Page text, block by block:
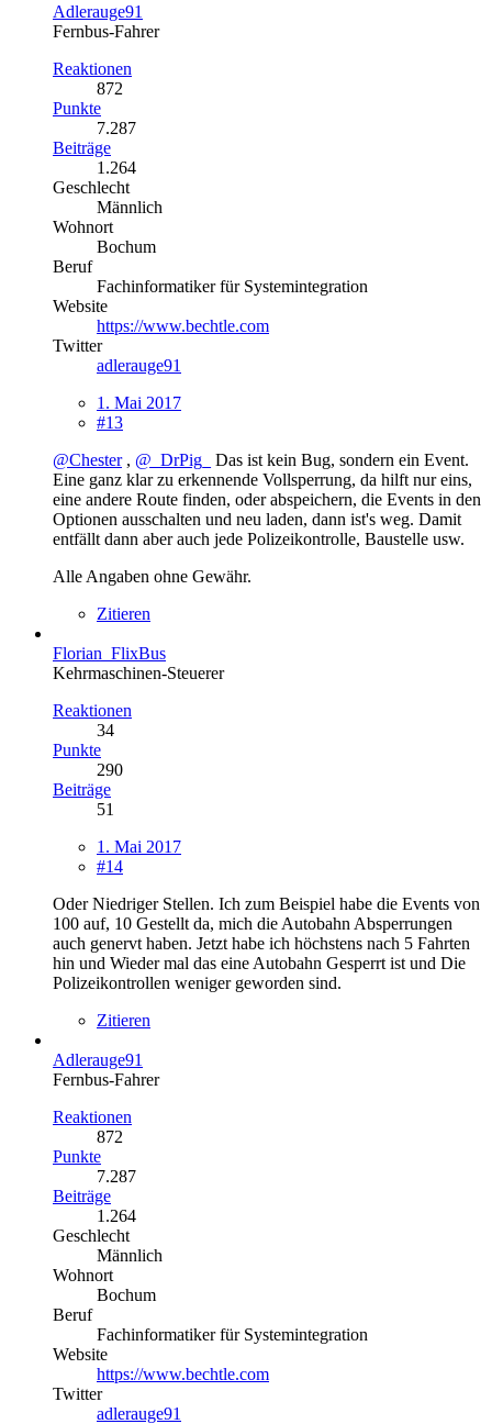
Adlerauge91
Fernbus-Fahrer
Reaktionen
872
Punkte
7.287
Beiträge
1.264
Geschlecht
Männlich
Wohnort
Bochum
Beruf
Fachinformatiker für Systemintegration
Website
https://www.bechtle.com
Twitter
adlerauge91
1. Mai 2017
#13
@Chester, @_DrPig_
Das ist kein Bug, sondern ein Event.
Eine ganz klar zu erkennende Vollsperrung, da hilft nur eins,
eine andere Route finden, oder abspeichern, die Events in den
Optionen ausschalten und neu laden, dann ist's weg. Damit
entfällt dann aber auch jede Polizeikontrolle, Baustelle usw.
Alle Angaben ohne Gewähr.
Zitieren
Florian_FlixBus
Kehrmaschinen-Steuerer
Reaktionen
34
Punkte
290
Beiträge
51
1. Mai 2017
#14
Oder Niedriger Stellen. Ich zum Beispiel habe die Events von
100 auf, 10 Gestellt da, mich die Autobahn Absperrungen
auch genervt haben. Jetzt habe ich höchstens nach 5 Fahrten
hin und Wieder mal das eine Autobahn Gesperrt ist und Die
Polizeikontrollen weniger geworden sind.
Zitieren
Adlerauge91
Fernbus-Fahrer
Reaktionen
872
Punkte
7.287
Beiträge
1.264
Geschlecht
Männlich
Wohnort
Bochum
Beruf
Fachinformatiker für Systemintegration
Website
https://www.bechtle.com
Twitter
adlerauge91